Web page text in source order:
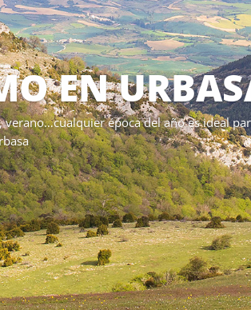
EN
época del año es ideal